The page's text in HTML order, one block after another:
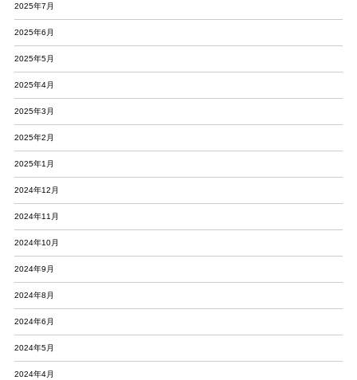
2025年7月
2025年6月
2025年5月
2025年4月
2025年3月
2025年2月
2025年1月
2024年12月
2024年11月
2024年10月
2024年9月
2024年8月
2024年6月
2024年5月
2024年4月